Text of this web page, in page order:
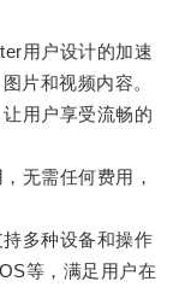
用户设计的加速
片和视频内容。
用户享受流畅的
无需任何费用，
多种设备和操作
等，满足用户在